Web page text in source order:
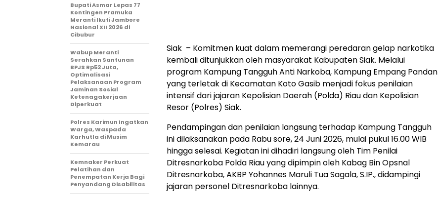
Siak – Komitmen kuat dalam memerangi peredaran gelap narkotika
kembali ditunjukkan oleh masyarakat Kabupaten Siak. Melalui
program Kampung Tangguh Anti Narkoba, Kampung Empang Pandan
yang terletak di Kecamatan Koto Gasib menjadi fokus penilaian
intensif dari jajaran Kepolisian Daerah (Polda) Riau dan Kepolisian
Resor (Polres) Siak.
Pendampingan dan penilaian langsung terhadap Kampung Tangguh
ini dilaksanakan pada Rabu sore, 24 Juni 2026, mulai pukul 16.00 WIB
hingga selesai. Kegiatan ini dihadiri langsung oleh Tim Penilai
Ditresnarkoba Polda Riau yang dipimpin oleh Kabag Bin Opsnal
Ditresnarkoba, AKBP Yohannes Maruli Tua Sagala, S.IP., didampingi
jajaran personel Ditresnarkoba lainnya.
Bupati Asmar Lepas 77
Kontingen Pramuka
Meranti Ikuti Jambore
Nasional XII 2026 di
Cibubur
Wabup Meranti
Serahkan Santunan
BPJS Rp52 Juta,
Optimalisasi
Pelaksanaan Program
Jaminan Sosial
Ketenagakerjaan
Diperkuat
Polres Karimun Ingatkan
Warga, Waspada
Karhutla di Musim
Kemarau
Kemnaker Perkuat
Pelatihan dan
Penempatan Kerja Bagi
Penyandang Disabilitas